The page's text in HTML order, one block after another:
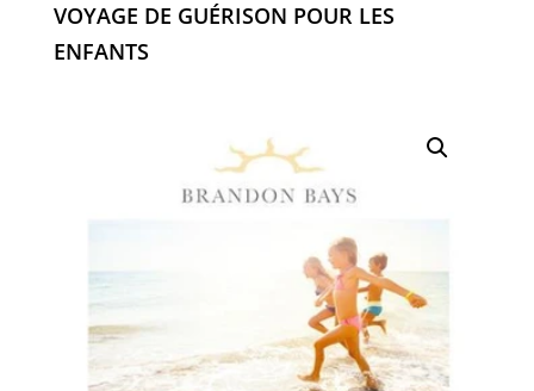
VOYAGE DE GUÉRISON POUR LES
ENFANTS